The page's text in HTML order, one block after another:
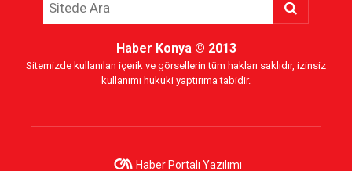
Haber Konya© 2013
Sitemizde kullanılan içerik ve görsellerin tüm hakları saklıdır, izinsiz
kullanımı hukuki yaptırıma tabidir.
Haber Portalı Yazılımı